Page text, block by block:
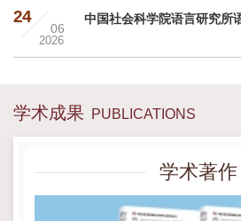
24
06
2026
中国社会科学院语言研究所
复旦大学中文系教授盛益民做了
学术成果 PUBLICATIONS
学术著作